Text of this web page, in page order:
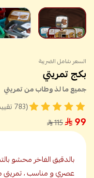
السعر شامل الضريبة
بكج تمريتي
جميع ما لذ وطاب من تمريتي
(783 تقييم)
99
115
بالدقيق الفاخر محشو
عصري و مناسب ، تمريتي